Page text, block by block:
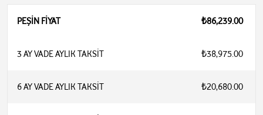
PEŞİN FİYAT ₺86,239.00
3 AY VADE AYLIK TAKSİT ₺38,975.00
6 AY VADE AYLIK TAKSİT ₺20,680.00